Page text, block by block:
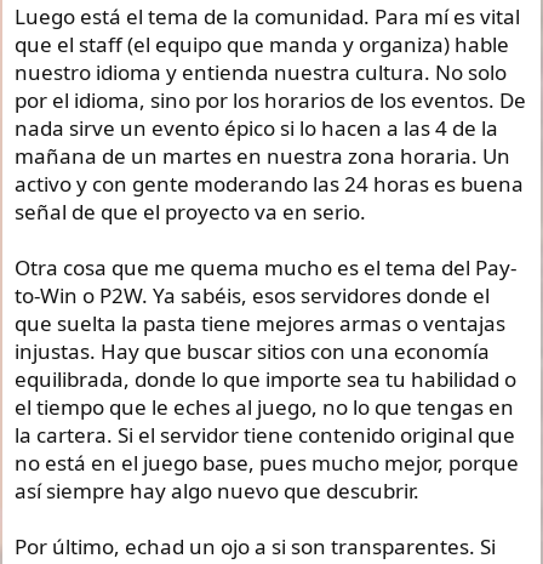
Luego está el tema de la comunidad. Para mí es vital
que el staff (el equipo que manda y organiza) hable
nuestro idioma y entienda nuestra cultura. No solo
por el idioma, sino por los horarios de los eventos. De
nada sirve un evento épico si lo hacen a las 4 de la
mañana de un martes en nuestra zona horaria. Un
activo y con gente moderando las 24 horas es buena
señal de que el proyecto va en serio.
Otra cosa que me quema mucho es el tema del Pay-
to-Win o P2W. Ya sabéis, esos servidores donde el
que suelta la pasta tiene mejores armas o ventajas
injustas. Hay que buscar sitios con una economía
equilibrada, donde lo que importe sea tu habilidad o
el tiempo que le eches al juego, no lo que tengas en
la cartera. Si el servidor tiene contenido original que
no está en el juego base, pues mucho mejor, porque
así siempre hay algo nuevo que descubrir.
Por último, echad un ojo a si son transparentes. Si